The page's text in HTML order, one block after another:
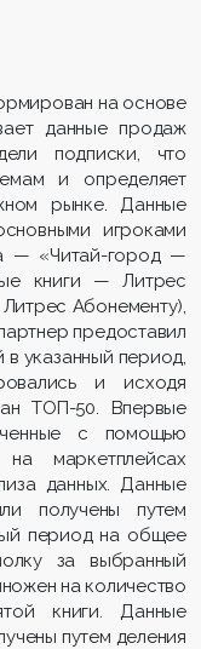
на основе
данные продаж
подписки, что
и определяет
рынке. Данные
игроками
— «Читай-город —
книги — Литрес
Абонементу),
предоставил
указанный период,
и исходя
ТОП-50. Впервые
с помощью
маркетплейсах
данных. Данные
получены путем
период на общее
за выбранный
на количество
книги. Данные
путем деления